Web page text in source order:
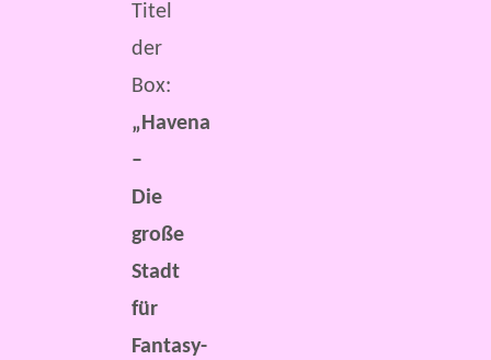
Titel
der
Box:
„Havena
–
Die
große
Stadt
für
Fantasy-